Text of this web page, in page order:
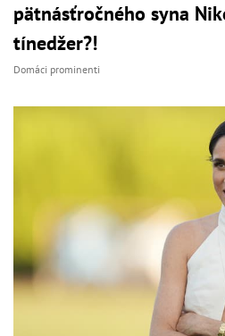
pätnásťročného syna
tínedžer?!
Domáci prominenti